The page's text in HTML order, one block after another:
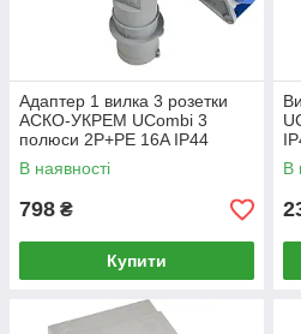
Адаптер 1 вилка 3 розетки
АСКО-УКРЕМ UСombi 3
полюси 2P+PE 16A IP44
(A0080010164)
В наявності
798 ₴
Купити
В